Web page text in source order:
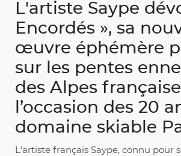
L'artiste Saype
Encordés », sa
œuvre éphémère
sur les pentes
des Alpes
l’occasion des 20
domaine skiable
L'artiste français Saype, connu pour